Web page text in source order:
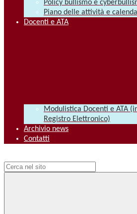
Policy bullismo e
Piano delle attività e
Docenti e ATA
Modulistica Docenti e ATA
Registro Elettronico)
Archivio news
Contatti